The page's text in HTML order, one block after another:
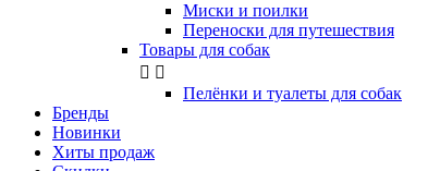
Миски и поилки
Переноски для путешествия
Товары для собак
 
Пелёнки и туалеты для собак
Бренды
Новинки
Хиты продаж